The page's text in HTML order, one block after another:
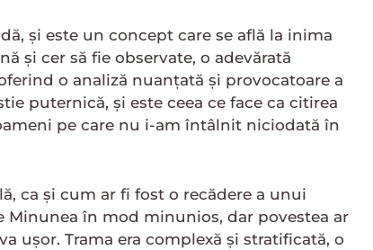
și este un concept care se află la inima
și cer să fie observate, o adevărată
o analiză nuanțată și provocatoare a
puternică, și este ceea ce face ca citirea
pe care nu i-am întâlnit niciodată în
ca și cum ar fi fost o recădere a unui
Minunea în mod minunios, dar povestea ar
ușor. Trama era complexă și stratificată, o